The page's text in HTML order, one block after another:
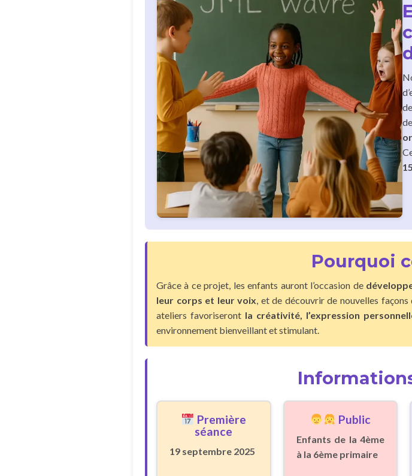
Pourquoi
Grâce à ce projet, les enfants auront l’occasion de
leur corps et leur voix, et de découvrir de nouvelles
ateliers favoriseront la créativité, l’expression
environnement bienveillant et stimulant.
Première
séance
19 septembre 2025
Public
Enfants de la 4ème
à la 6ème primaire